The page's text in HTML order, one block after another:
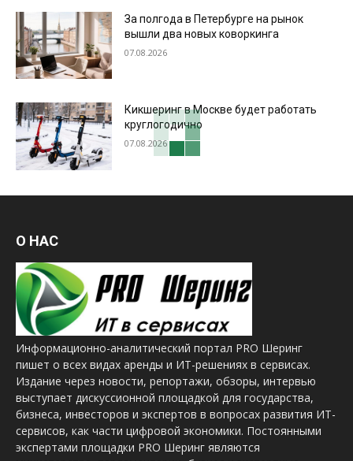
За полгода в Петербурге на рынок
вышли два новых коворкинга
07.08.2026
Кикшеринг в Москве будет работать
круглогодично
07.08.2026
О НАС
Информационно-аналитический портал PRO Шеринг
пишет о всех видах аренды и ИТ-решениях в сервисах.
Издание через новости, репортажи, обзоры, интервью
выступает дискуссионной площадкой для государства,
бизнеса, инвесторов и экспертов в вопросах развития ИТ-
сервисов, как части цифровой экономики. Постоянными
экспертами площадки PRO Шеринг являются